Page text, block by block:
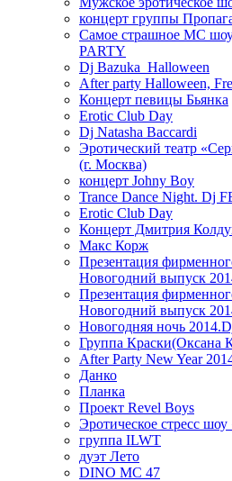
концерт группы
Самое страшное МС
PARTY
Dj Bazuka_Halloween
After party Halloween,
Концерт певицы Бьянка
Erotic Club Day
Dj Natasha Baccardi
Эротический театр
(г. Москва)
концерт Johny Boy
Trance Dance Night. Dj
Erotic Club Day
Концерт Дмитрия
Макс Корж
Презентация
Новогодний выпуск
Презентация
Новогодний выпуск
Новогодняя ночь
Группа Краски(Оксана
After Party New Year
Данко
Планка
Проект Revel Boys
Эротическое стресс
группа ILWT
дуэт Лето
DINO MC 47